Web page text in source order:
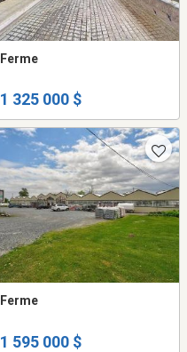
Ferme
1 325 000 $
Ferme
1 595 000 $